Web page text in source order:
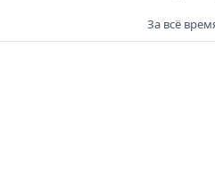
За всё